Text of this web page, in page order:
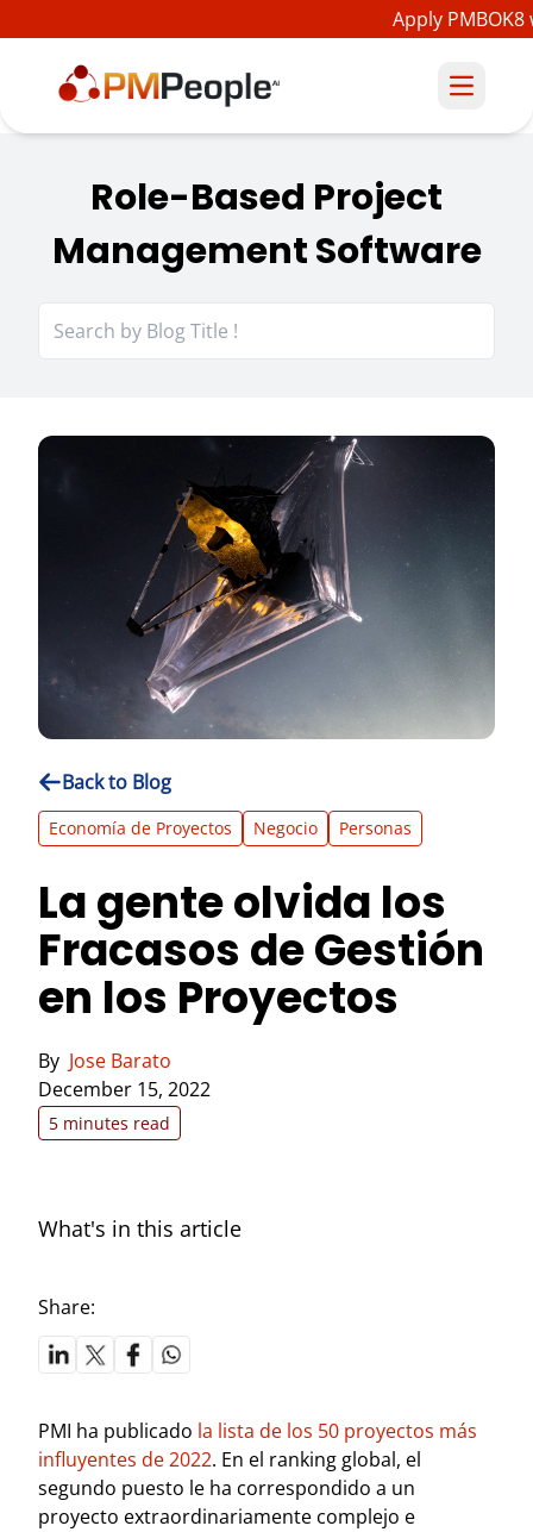
Apply
Role-Based Project
Management Software
Back to Blog
Economía de Proyectos Negocio Personas
La gente olvida los
Fracasos de Gestión
en los Proyectos
By Jose Barato
December 15, 2022
5 minutes read
What's in this article
Share:
PMI ha publicado la lista de los 50 proyectos más
influyentes de 2022. En el ranking global, el
segundo puesto le ha correspondido a un
proyecto extraordinariamente complejo e